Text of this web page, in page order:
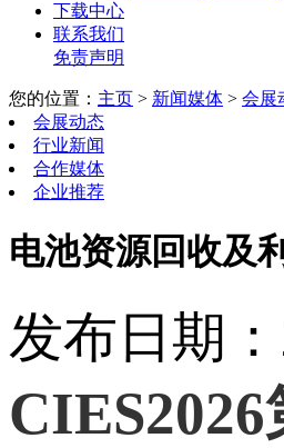
下载中心
联系我们
免责声明
您的位置： 主页 > 新闻媒体 > 会展
会展动态
行业新闻
合作媒体
企业推荐
电池资源回收及
发布日期